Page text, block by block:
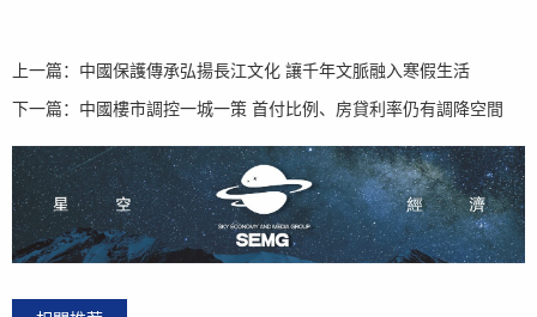
上一篇： 中國保護傳承弘揚長江文化 讓千年文脈融入寒假生活
下一篇： 中國樓市調控一城一策 首付比例、房貸利率仍有調降空間